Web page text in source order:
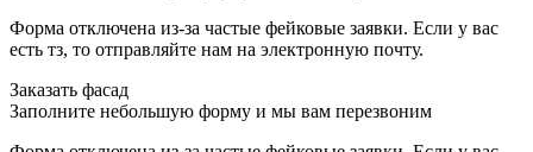
Форма отключена из-за частые фейковые заявки. Если у вас
есть тз, то отправляйте нам на электронную почту.
Заказать фасад
Заполните небольшую форму и мы вам перезвоним